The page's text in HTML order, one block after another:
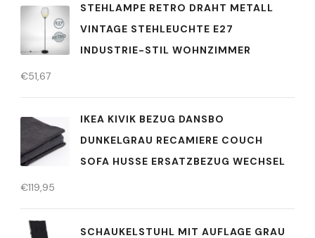
STEHLAMPE RETRO DRAHT METALL
VINTAGE STEHLEUCHTE E27
INDUSTRIE-STIL WOHNZIMMER
€51,67
IKEA KIVIK BEZUG DANSBO
DUNKELGRAU RECAMIERE COUCH
SOFA HUSSE ERSATZBEZUG WECHSEL
€119,95
SCHAUKELSTUHL MIT AUFLAGE GRAU